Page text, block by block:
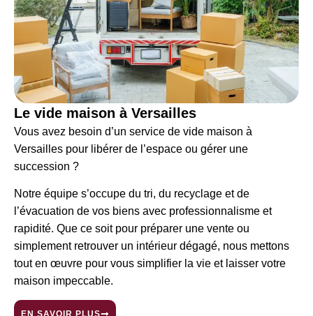
Le vide maison à Versailles
Vous avez besoin d’un service de vide maison à
Versailles pour libérer de l’espace ou gérer une
succession ?
Notre équipe s’occupe du tri, du recyclage et de
l’évacuation de vos biens avec professionnalisme et
rapidité. Que ce soit pour préparer une vente ou
simplement retrouver un intérieur dégagé, nous mettons
tout en œuvre pour vous simplifier la vie et laisser votre
maison impeccable.
EN SAVOIR PLUS